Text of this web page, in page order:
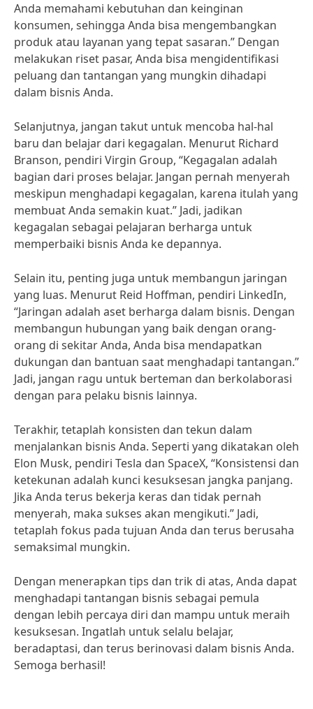
Anda memahami kebutuhan dan keinginan
konsumen, sehingga Anda bisa mengembangkan
produk atau layanan yang tepat sasaran.” Dengan
melakukan riset pasar, Anda bisa mengidentifikasi
peluang dan tantangan yang mungkin dihadapi
dalam bisnis Anda.
Selanjutnya, jangan takut untuk mencoba hal-hal
baru dan belajar dari kegagalan. Menurut Richard
Branson, pendiri Virgin Group, “Kegagalan adalah
bagian dari proses belajar. Jangan pernah menyerah
meskipun menghadapi kegagalan, karena itulah yang
membuat Anda semakin kuat.” Jadi, jadikan
kegagalan sebagai pelajaran berharga untuk
memperbaiki bisnis Anda ke depannya.
Selain itu, penting juga untuk membangun jaringan
yang luas. Menurut Reid Hoffman, pendiri LinkedIn,
“Jaringan adalah aset berharga dalam bisnis. Dengan
membangun hubungan yang baik dengan orang-
orang di sekitar Anda, Anda bisa mendapatkan
dukungan dan bantuan saat menghadapi tantangan.”
Jadi, jangan ragu untuk berteman dan berkolaborasi
dengan para pelaku bisnis lainnya.
Terakhir, tetaplah konsisten dan tekun dalam
menjalankan bisnis Anda. Seperti yang dikatakan oleh
Elon Musk, pendiri Tesla dan SpaceX, “Konsistensi dan
ketekunan adalah kunci kesuksesan jangka panjang.
Jika Anda terus bekerja keras dan tidak pernah
menyerah, maka sukses akan mengikuti.” Jadi,
tetaplah fokus pada tujuan Anda dan terus berusaha
semaksimal mungkin.
Dengan menerapkan tips dan trik di atas, Anda dapat
menghadapi tantangan bisnis sebagai pemula
dengan lebih percaya diri dan mampu untuk meraih
kesuksesan. Ingatlah untuk selalu belajar,
beradaptasi, dan terus berinovasi dalam bisnis Anda.
Semoga berhasil!